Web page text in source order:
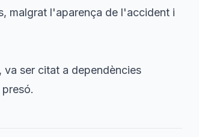
malgrat l'aparença de l'accident i
va ser citat a dependències